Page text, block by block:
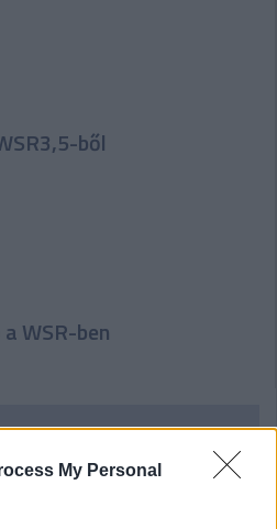
My Personal
ből
WSR-ben